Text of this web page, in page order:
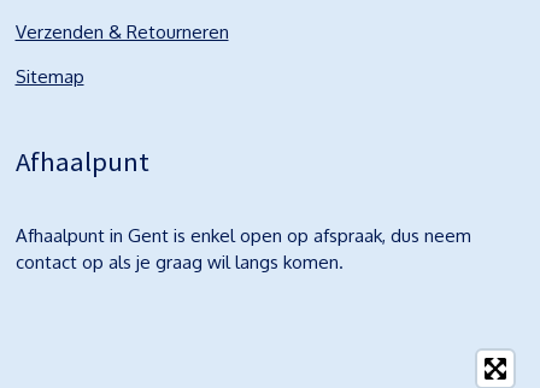
Verzenden & Retourneren
Sitemap
Afhaalpunt
Afhaalpunt in Gent is enkel open op afspraak, dus neem
contact op als je graag wil langs komen.